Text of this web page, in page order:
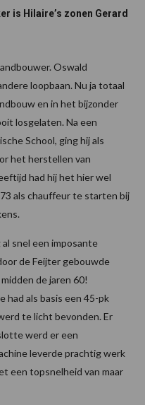
is Hilaire’s zonen Gerard
Oswald
loopbaan. Nu ja totaal
en in het bijzonder
losgelaten. Na een
School, ging hij als
het herstellen van
had hij het hier wel
als chauffeur te starten bij
snel een imposante
de Feijter gebouwde
de jaren 60!
had als basis een 45-pk
te licht bevonden. Er
werd er een
leverde prachtig werk
een topsnelheid van maar